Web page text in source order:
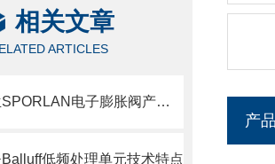
相关文章
ARTICLES
美国斯波兰SPORLAN电子膨胀阀产品特点
低频处理单元技术特点
产